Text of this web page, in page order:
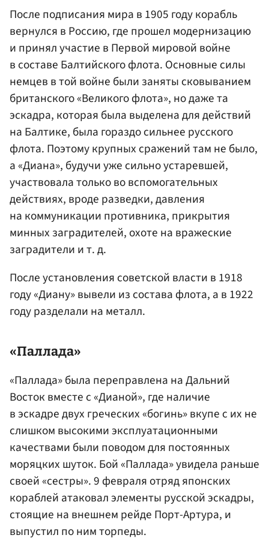
После подписания мира в 1905 году корабль
вернулся в Россию, где прошел модернизацию
и принял участие в Первой мировой войне
в составе Балтийского флота. Основные силы
немцев в той войне были заняты сковыванием
британского «Великого флота», но даже та
эскадра, которая была выделена для действий
на Балтике, была гораздо сильнее русского
флота. Поэтому крупных сражений там не было,
а «Диана», будучи уже сильно устаревшей,
участвовала только во вспомогательных
действиях, вроде разведки, давления
на коммуникации противника, прикрытия
минных заградителей, охоте на вражеские
заградители и т. д.
После установления советской власти в 1918
году «Диану» вывели из состава флота, а в 1922
году разделали на металл.
«Паллада»
«Паллада» была переправлена на Дальний
Восток вместе с «Дианой», где наличие
в эскадре двух греческих «богинь» вкупе с их не
слишком высокими эксплуатационными
качествами были поводом для постоянных
моряцких шуток. Бой «Паллада» увидела раньше
своей «сестры». 9 февраля отряд японских
кораблей атаковал элементы русской эскадры,
стоящие на внешнем рейде Порт-Артура, и
выпустил по ним торпеды.